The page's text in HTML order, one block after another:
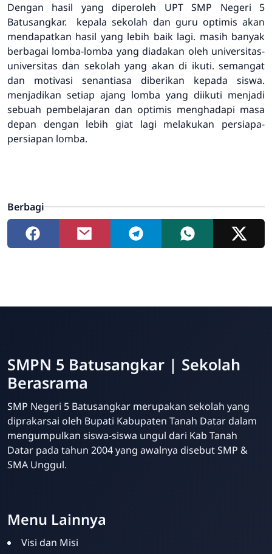
Dengan hasil yang diperoleh UPT SMP Negeri 5
Batusangkar. kepala sekolah dan guru optimis akan
mendapatkan hasil yang lebih baik lagi. masih banyak
berbagai lomba-lomba yang diadakan oleh universitas-
universitas dan sekolah yang akan di ikuti. semangat
dan motivasi senantiasa diberikan kepada siswa.
menjadikan setiap ajang lomba yang diikuti menjadi
sebuah pembelajaran dan optimis menghadapi masa
depan dengan lebih giat lagi melakukan persiapa-
persiapan lomba.
Berbagi
SMPN 5 Batusangkar | Sekolah
Berasrama
SMP Negeri 5 Batusangkar merupakan sekolah yang
diprakarsai oleh Bupati Kabupaten Tanah Datar dalam
mengumpulkan siswa-siswa ungul dari Kab Tanah
Datar pada tahun 2004 yang awalnya disebut SMP &
SMA Unggul.
Menu Lainnya
Visi dan Misi